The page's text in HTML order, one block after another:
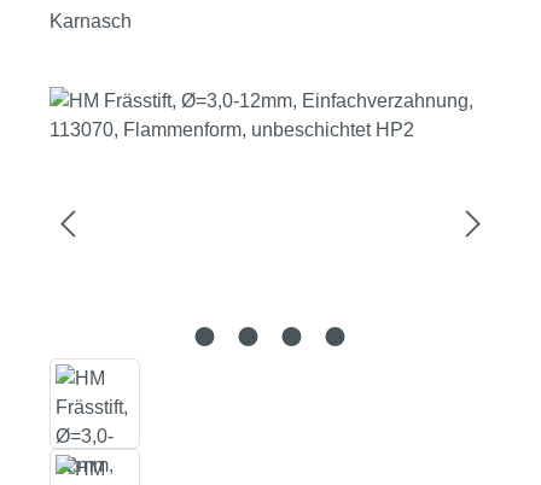
Karnasch
Bildergalerie überspringen